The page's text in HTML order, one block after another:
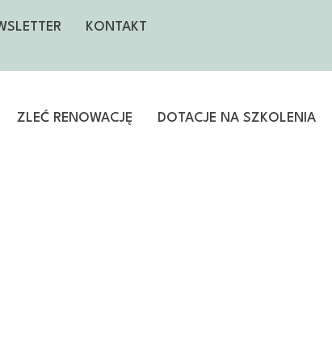
KONTAKT
ZLEĆ RENOWACJĘ DOTACJE NA SZKOLENIA